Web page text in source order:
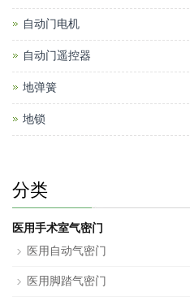
自动门电机
自动门遥控器
地弹簧
地锁
分类
医用手术室气密门
医用自动气密门
医用脚踏气密门